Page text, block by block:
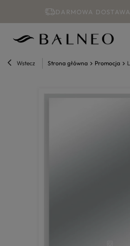
DARMOWA
Wstecz Strona główna Promocja